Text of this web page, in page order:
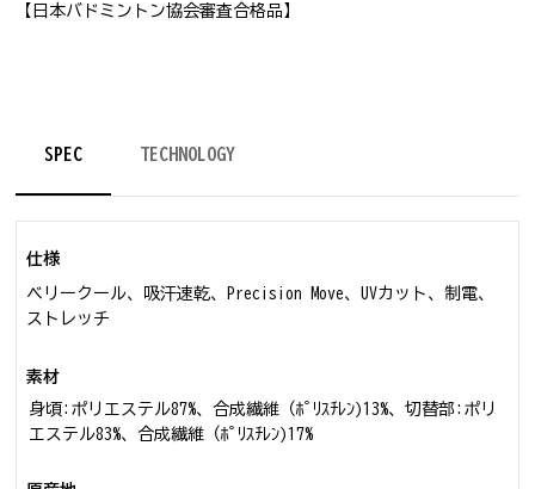
【日本バドミントン協会審査合格品】
SPEC TECHNOLOGY
仕様
ベリークール、吸汗速乾、Precision Move、UVカット、制電、
ストレッチ
素材
身頃:ポリエステル87%、合成繊維（ﾎﾟﾘｽﾁﾚﾝ)13%、切替部:ポリ
エステル83%、合成繊維（ﾎﾟﾘｽﾁﾚﾝ)17%